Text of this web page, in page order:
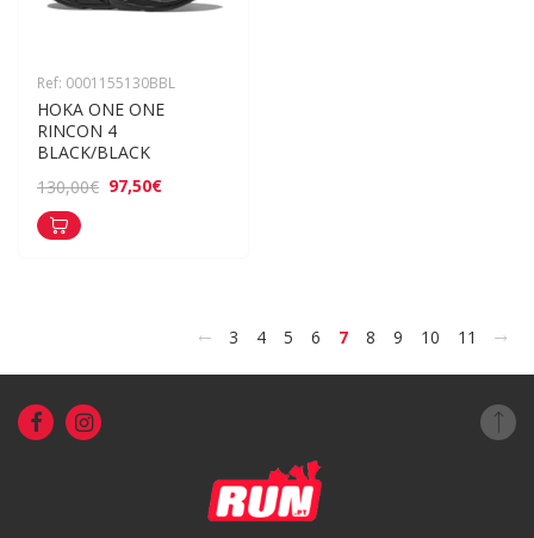
Ref: 0001155130BBL
HOKA ONE ONE
RINCON 4
BLACK/BLACK
130,00€ 97,50€
< 3 4 5 6 7 8 9 10 11 >